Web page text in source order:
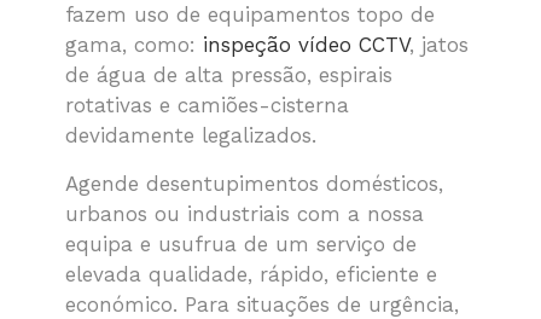
fazem uso de equipamentos topo de
gama, como: inspeção vídeo CCTV, jatos
de água de alta pressão, espirais
rotativas e camiões-cisterna
devidamente legalizados.
Agende desentupimentos domésticos,
urbanos ou industriais com a nossa
equipa e usufrua de um serviço de
elevada qualidade, rápido, eficiente e
económico. Para situações de urgência,